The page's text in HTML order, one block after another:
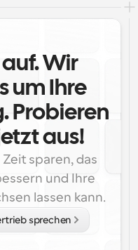
auf. Wir
um Ihre
Probieren
aus!
sparen, das
und Ihre
lassen kann.
sprechen